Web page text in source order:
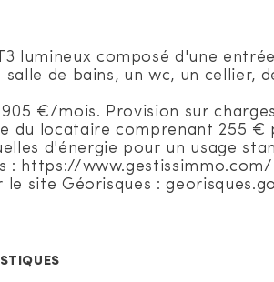
lumineux composé d'une
salle de bains, un wc, un cellier,
905 €/mois. Provision sur
du locataire comprenant 255
d'énergie pour un usage
: https://
le site Géorisques :